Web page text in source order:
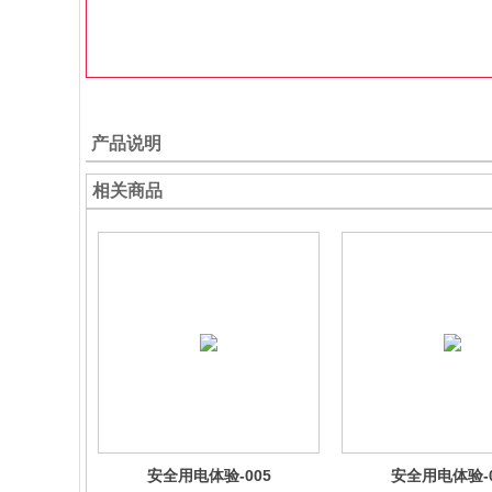
产品说明
相关商品
安全用电体验-005 安全用电体验-